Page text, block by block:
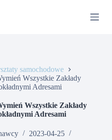
samochodowe
Wszystkie Zakłady
Adresami
Wszystkie Zakłady
Adresami
2023-04-25